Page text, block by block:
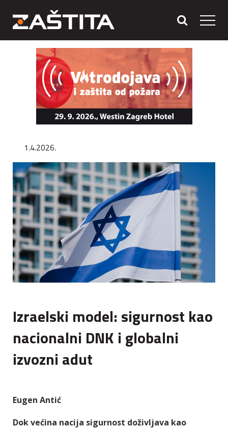
1.4.2026.
Izraelski model: sigurnost kao
nacionalni DNK i globalni
izvozni adut
Eugen Antić
Dok većina nacija sigurnost doživljava kao